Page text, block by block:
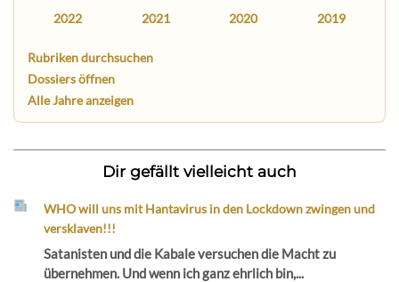
2022 2021 2020 2019
Rubriken durchsuchen
Dossiers öffnen
Alle Jahre anzeigen
Dir gefällt vielleicht auch
WHO will uns mit Hantavirus in den Lockdown zwingen und
versklaven!!!
Satanisten und die Kabale versuchen die Macht zu
übernehmen. Und wenn ich ganz ehrlich bin,...